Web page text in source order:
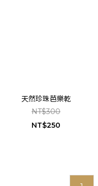
天然珍珠芭樂乾
NT$300
NT$250